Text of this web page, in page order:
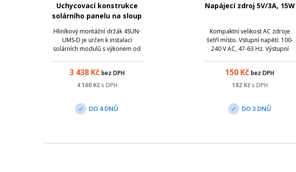
Uchycovací konstrukce
solárního panelu na sloup
Hliníkový montážní držák 4SUN-
UMS-D je určen k instalaci
solárních modulů s výkonem od
nastavitelný úhel solárního
modulu. Rozměry montážního
3 438Kč bez DPH
4 160Kčs DPH
DO 4 DNŮ
Napájecí zdroj 5V/3A, 15W
Kompaktní velikost AC zdroje
šetří místo. Vstupní napětí: 100-
240 V AC, 47-63 Hz. Výstupní
kladný střed
150 Kč bez DPH
182Kč s DPH
DO 3 DNŮ